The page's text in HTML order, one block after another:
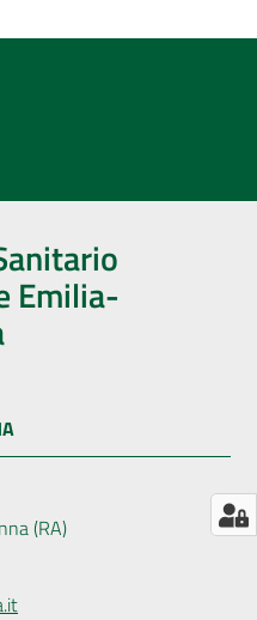
Emilia-
(RA)